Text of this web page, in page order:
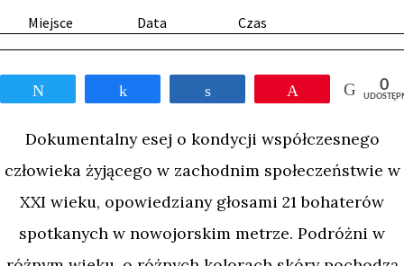
Miejsce Data Czas
Przypnij 0
Dokumentalny esej o kondycji współczesnego
człowieka żyjącego w zachodnim społeczeństwie w
XXI wieku, opowiedziany głosami 21 bohaterów
spotkanych w nowojorskim metrze. Podróżni w